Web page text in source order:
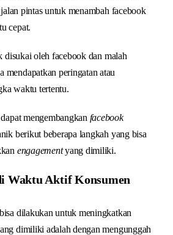
pintas untuk menambah facebook
cepat.
disukai oleh facebook dan malah
mendapatkan peringatan atau
waktu tertentu.
mengembangkan facebook
berikut beberapa langkah yang bisa
engagementyang dimiliki.
Waktu Aktif Konsumen
dilakukan untuk meningkatkan
dimiliki adalah dengan mengunggah